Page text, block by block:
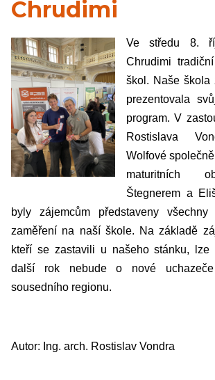
Chrudimi
Ve středu 8.
Chrudimi
škol. Naše škola
prezentovala
program. V
Rostislava
Wolfové
maturitních
Štegnerem a
byly zájemcům představeny
zaměření na naší škole. Na základě
kteří se zastavili u našeho stánku, lze
další rok nebude o nové
sousedního regionu.
Autor: Ing. arch. Rostislav Vondra